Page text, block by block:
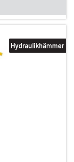
Hydraulikhämmer